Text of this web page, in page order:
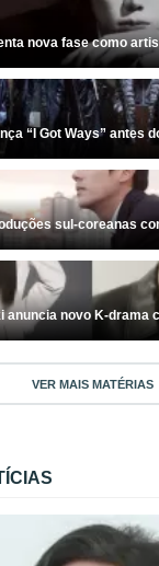
nova fase como
“I Got Ways” antes
sul-coreanas
anuncia novo K-drama
VER MAIS MATÉRIAS